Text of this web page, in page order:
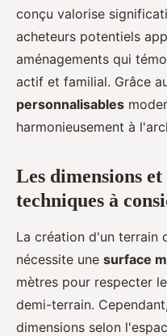
conçu valorise
acheteurs potentiels
aménagements qui
actif et familial. Grâce
personnalisables
harmonieusement à
Les dimensions
techniques à
La création d'un terrain
nécessite une surface
mètres pour respecter
demi-terrain.
dimensions selon